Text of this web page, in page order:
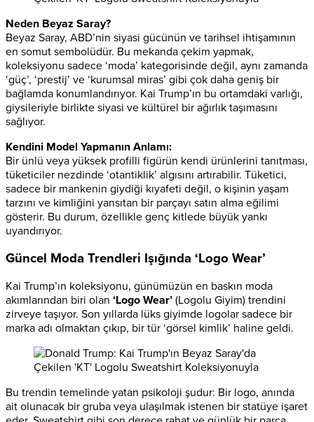
Neden Beyaz Saray?
Beyaz Saray, ABD’nin siyasi gücünün ve tarihsel ihtişamının
en somut sembolüdür. Bu mekanda çekim yapmak,
koleksiyonu sadece ‘moda’ kategorisinde değil, aynı zamanda
‘güç’, ‘prestij’ ve ‘kurumsal miras’ gibi çok daha geniş bir
bağlamda konumlandırıyor. Kai Trump’ın bu ortamdaki varlığı,
giysileriyle birlikte siyasi ve kültürel bir ağırlık taşımasını
sağlıyor.
Kendini Model Yapmanın Anlamı:
Bir ünlü veya yüksek profilli figürün kendi ürünlerini tanıtması,
tüketiciler nezdinde ‘otantiklik’ algısını artırabilir. Tüketici,
sadece bir mankenin giydiği kıyafeti değil, o kişinin yaşam
tarzını ve kimliğini yansıtan bir parçayı satın alma eğilimi
gösterir. Bu durum, özellikle genç kitlede büyük yankı
uyandırıyor.
Güncel Moda Trendleri Işığında ‘Logo Wear’
Kai Trump’ın koleksiyonu, günümüzün en baskın moda
akımlarından biri olan ‘Logo Wear’ (Logolu Giyim) trendini
zirveye taşıyor. Son yıllarda lüks giyimde logolar sadece bir
marka adı olmaktan çıkıp, bir tür ‘görsel kimlik’ haline geldi.
Bu trendin temelinde yatan psikoloji şudur: Bir logo, anında
ait olunacak bir gruba veya ulaşılmak istenen bir statüye işaret